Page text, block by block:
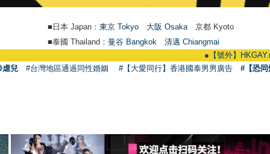
■日本 Japan： 東京 Tokyo 大阪 Osaka 京都 Kyoto
■泰國 Thailand： 曼谷 Bangkok
清邁 Chiangmai
【號外】
虐兒 #台灣地區通過同性婚姻 #【大愛同行】香港國泰男男廣告 #【恐